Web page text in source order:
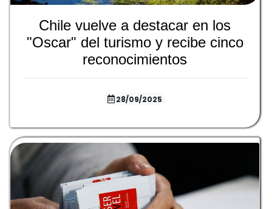
Chile vuelve a destacar en los
"Oscar" del turismo y recibe cinco
reconocimientos
28/09/2025